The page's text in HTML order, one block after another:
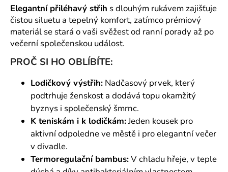
Elegantní přiléhavý střih s dlouhým rukávem zajišťuje
čistou siluetu a tepelný komfort, zatímco prémiový
materiál se stará o vaši svěžest od ranní porady až po
večerní společenskou událost.
PROČ SI HO OBLÍBÍTE:
Lodičkový výstřih: Nadčasový prvek, který
podtrhuje ženskost a dodává topu okamžitý
byznys i společenský šmrnc.
K teniskám i k lodičkám:Jeden kousek pro
aktivní odpoledne ve městě i pro elegantní večer
v divadle.
Termoregulační bambus:V chladu hřeje, v teple